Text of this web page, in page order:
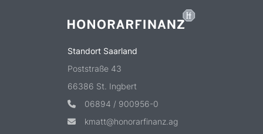
Standort Saarland
Poststraße 43
66386 St. Ingbert
06894 / 900956-0
kmatt@honorarfinanz.ag